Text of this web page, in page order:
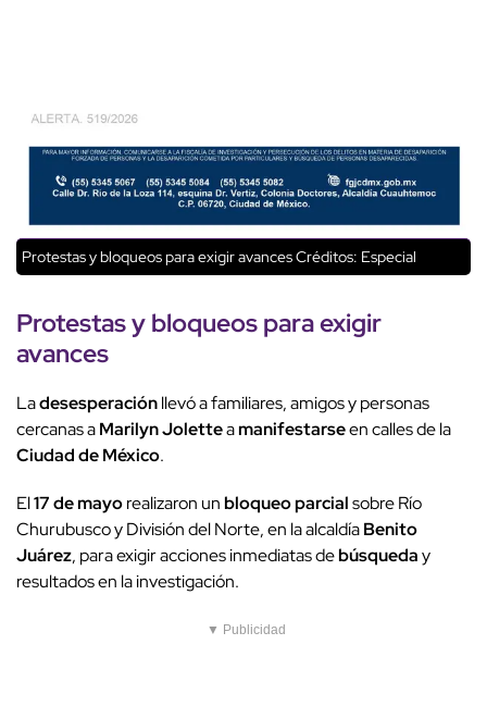
Protestas y bloqueos para exigir avancesCréditos: Especial
Protestas ybloqueospara exigir
avances
Ladesesperaciónllevó a familiares, amigos y personas
cercanas aMarilyn Joletteamanifestarseen calles de la
Ciudad de México.
El17 de mayorealizaron unbloqueo parcialsobre Río
Churubusco y División del Norte, en la alcaldíaBenito
Juárez, para exigir acciones inmediatas debúsqueday
resultados en la investigación.
▼ Publicidad